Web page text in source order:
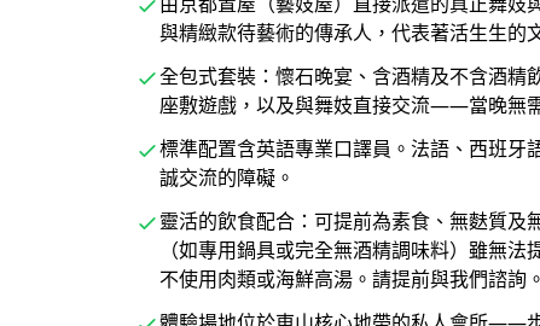
精心打造、面面俱到的文化之夜
在兩至三個小時的靜謐時光中，您將享用多道
賞舞妓身著盛裝演出的優雅傳統舞蹈，一同參
並直接與舞妓、藝妓暢談她們的生活、修行歷
文化。
與精緻款待藝術的傳承人，代表著活生生的
全包式套裝：懷石晚宴、含酒精及不含酒精
座敷遊戲，以及與舞妓直接交流——當晚無
標準配置含英語專業口譯員。法語、西班牙
誠交流的障礙。
靈活的飲食配合：可提前為素食、無麩質
（如專用鍋具或完全無酒精調味料）雖無
不使用肉類或海鮮高湯。請提前與我們諮詢。